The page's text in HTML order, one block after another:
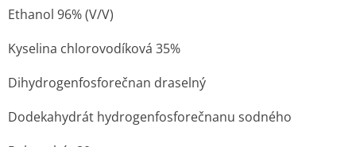
Ethanol 96% (V/V)
Kyselina chlorovodíková 35%
Dihydrogenfos­forečnan draselný
Dodekahydrát hydrogenfosfo­rečnanu sodného